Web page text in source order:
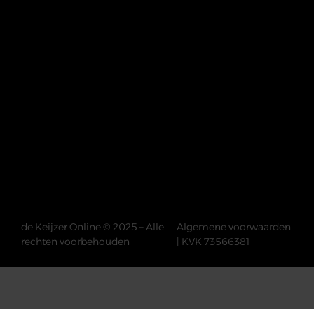
de Keijzer Online © 2025 – Alle
rechten voorbehouden
Algemene voorwaarden
| KVK 73566381